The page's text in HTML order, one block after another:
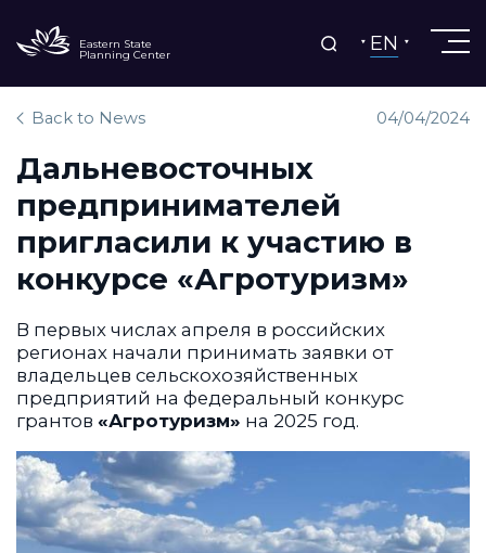
Eastern State
Planning Center EN
Back to News 04/04/2024
Дальневосточных
предпринимателей
пригласили к участию в
конкурсе «Агротуризм»
В первых числах апреля в российских
регионах начали принимать заявки от
владельцев сельскохозяйственных
предприятий на федеральный конкурс
грантов «Агротуризм» на 2025 год.